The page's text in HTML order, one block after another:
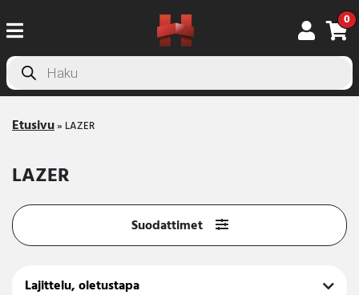
0
Products
search
Etusivu» LAZER
LAZER
Suodattimet